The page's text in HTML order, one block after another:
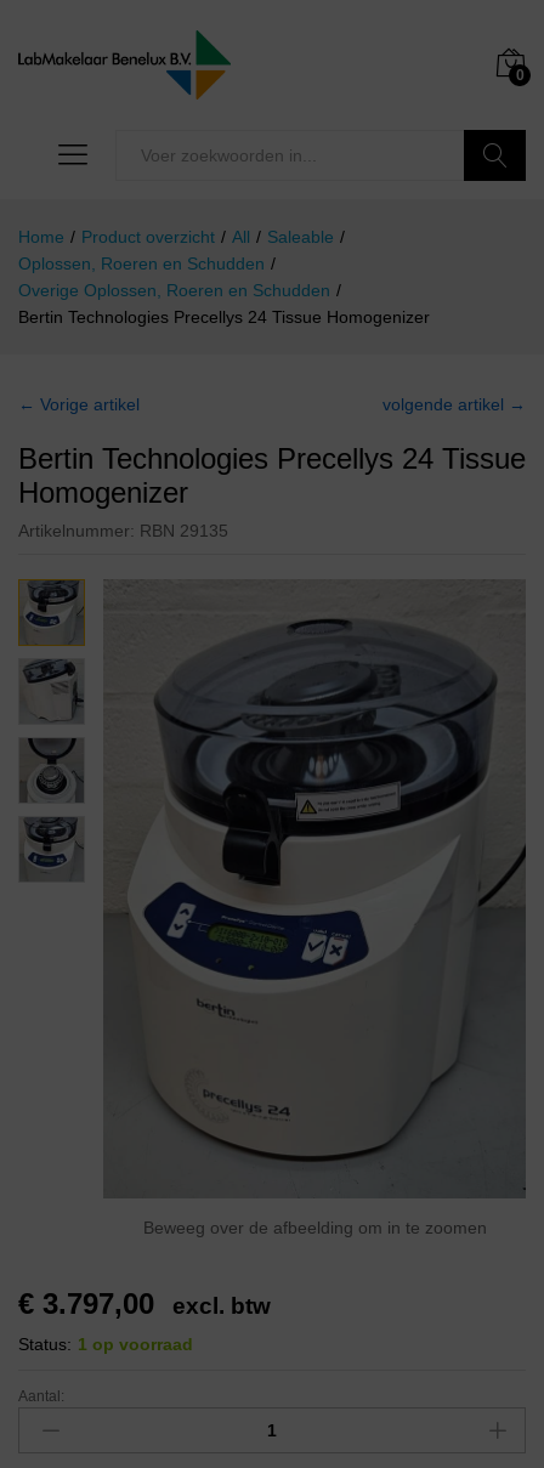
0
Home / Product overzicht / All / Saleable /
Oplossen, Roeren en Schudden /
Overige Oplossen, Roeren en Schudden /
Bertin Technologies Precellys 24 Tissue Homogenizer
← Vorige artikel volgende artikel →
Bertin Technologies Precellys 24 Tissue
Homogenizer
Artikelnummer: RBN 29135
Beweeg over de afbeelding om in te zoomen
€ 3.797,00 excl. btw
Status: 1 op voorraad
Aantal: